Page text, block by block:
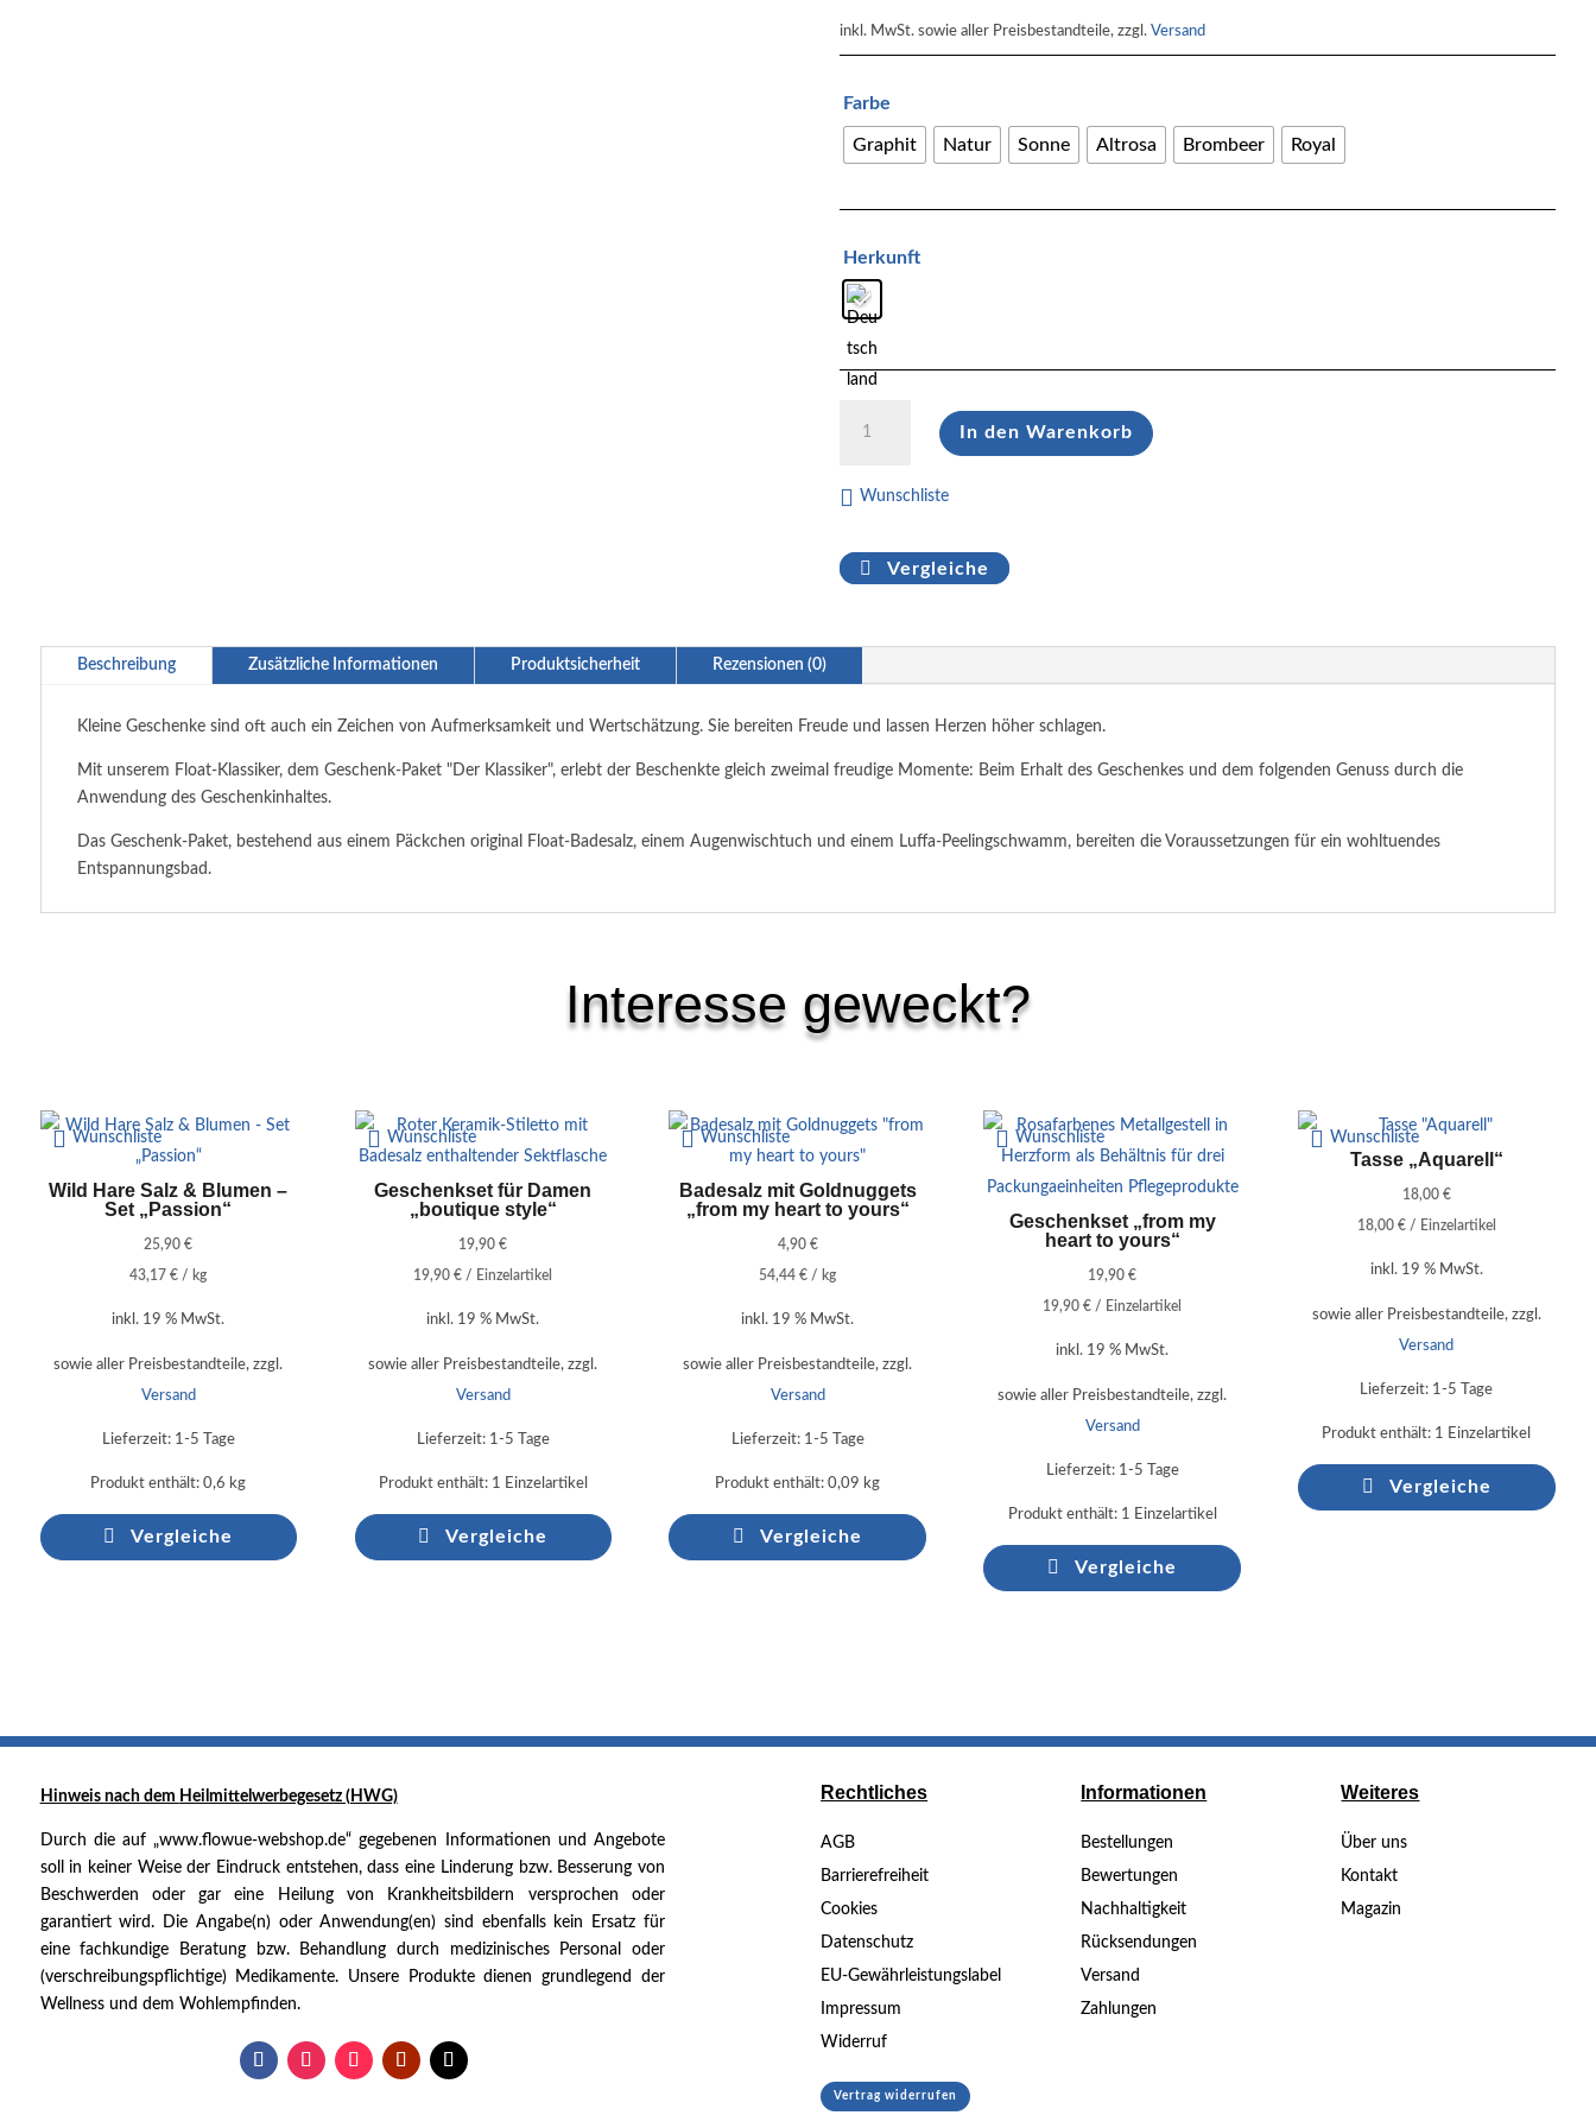
inkl. MwSt. sowie aller Preisbestandteile, zzgl. Versand
Farbe
Graphit Natur Sonne Altrosa Brombeer Royal
Herkunft
Paket
Klassiker"
In den Warenkorb
Wunschliste
Vergleiche
Beschreibung Zusätzliche Informationen Produktsicherheit Rezensionen (0)
Kleine Geschenke sind oft auch ein Zeichen von Aufmerksamkeit und Wertschätzung. Sie bereiten Freude und lassen Herzen höher schlagen.
Mit unserem Float-Klassiker, dem Geschenk-Paket "Der Klassiker", erlebt der Beschenkte gleich zweimal freudige Momente: Beim Erhalt des Geschenkes und dem folgenden Genuss durch die
Anwendung des Geschenkinhaltes.
Das Geschenk-Paket, bestehend aus einem Päckchen original Float-Badesalz, einem Augenwischtuch und einem Luffa-Peelingschwamm, bereiten die Voraussetzungen für ein wohltuendes
Entspannungsbad.
Interesse geweckt?
Wunschliste
Wild Hare Salz & Blumen –
Set „Passion“
25,90€
43,17€ / kg
inkl. 19 % MwSt.
sowie aller Preisbestandteile, zzgl.
Versand
Lieferzeit: 1-5 Tage
Produkt enthält: 0,6 kg
Vergleiche
Wunschliste
Geschenkset für Damen
„boutique style“
19,90€
19,90€ / Einzelartikel
inkl. 19 % MwSt.
sowie aller Preisbestandteile, zzgl.
Versand
Lieferzeit: 1-5 Tage
Produkt enthält: 1 Einzelartikel
Vergleiche
Wunschliste
Badesalz mit Goldnuggets
„from my heart to yours“
4,90 €
54,44€ / kg
inkl. 19 % MwSt.
sowie aller Preisbestandteile, zzgl.
Versand
Lieferzeit: 1-5 Tage
Produkt enthält: 0,09 kg
Vergleiche
Wunschliste
Geschenkset „from my
heart to yours“
19,90€
19,90€ / Einzelartikel
inkl. 19 % MwSt.
sowie aller Preisbestandteile, zzgl.
Versand
Lieferzeit: 1-5 Tage
Produkt enthält: 1 Einzelartikel
Vergleiche
Wunschliste
Tasse „Aquarell“
18,00 €
18,00 €/ Einzelartikel
inkl. 19 % MwSt.
sowie aller Preisbestandteile, zzgl.
Versand
Lieferzeit: 1-5 Tage
Produkt enthält: 1 Einzelartikel
Vergleiche
Hinweis nach dem Heilmittelwerbegesetz (HWG)
Durch die auf „www.flowue-webshop.de“ gegebenen Informationen und Angebote
soll in keiner Weise der Eindruck entstehen, dass eine Linderung bzw. Besserung von
Beschwerden oder gar eine Heilung von Krankheitsbildern versprochen oder
garantiert wird. Die Angabe(n) oder Anwendung(en) sind ebenfalls kein Ersatz für
eine fachkundige Beratung bzw. Behandlung durch medizinisches Personal oder
(verschreibungspflichtige) Medikamente. Unsere Produkte dienen grundlegend der
Wellness und dem Wohlempfinden.
Rechtliches
AGB
Barrierefreiheit
Cookies
Datenschutz
EU-Gewährleistungslabel
Impressum
Widerruf
Vertrag widerrufen
Informationen
Bestellungen
Bewertungen
Nachhaltigkeit
Rücksendungen
Versand
Zahlungen
Weiteres
Über uns
Kontakt
Magazin